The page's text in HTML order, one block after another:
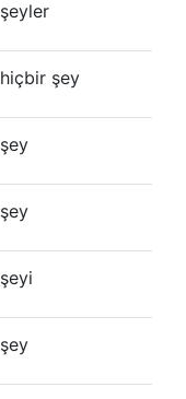
şeyler
hiçbir şey
şey
şey
şeyi
şey